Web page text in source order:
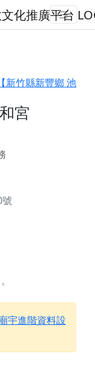
廟求好運
竹縣新豐鄉 池和
宮
宇進階資料設